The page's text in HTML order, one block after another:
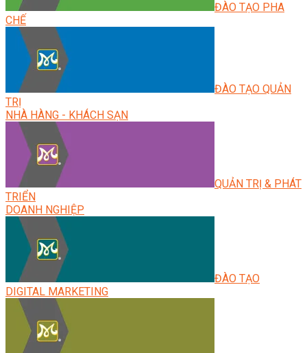
ĐÀO TẠO PHA
CHẾ
ĐÀO TẠO QUẢN
TRỊ
NHÀ HÀNG - KHÁCH SẠN
QUẢN TRỊ & PHÁT
TRIỂN
DOANH NGHIỆP
ĐÀO TẠO
DIGITAL MARKETING